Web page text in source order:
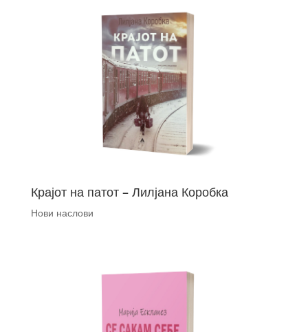
Крајот на патот – Лилјана Коробка
Нови наслови